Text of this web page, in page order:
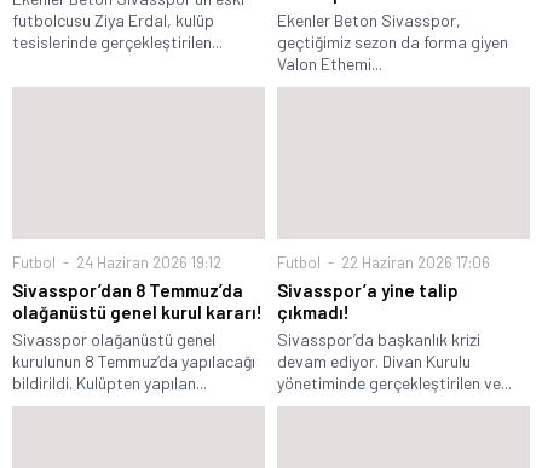
futbolcusu Ziya Erdal, kulüp
tesislerinde gerçekleştirilen...
Ekenler Beton Sivasspor,
geçtiğimiz sezon da forma giyen
Valon Ethemi...
Futbol 24 Haziran 2026 19:12
Sivasspor’dan 8 Temmuz’da
olağanüstü genel kurul kararı!
Sivasspor olağanüstü genel
kurulunun 8 Temmuz’da yapılacağı
bildirildi. Kulüpten yapılan...
Futbol 22 Haziran 2026 17:06
Sivasspor’a yine talip
çıkmadı!
Sivasspor’da başkanlık krizi
devam ediyor. Divan Kurulu
yönetiminde gerçekleştirilen ve...